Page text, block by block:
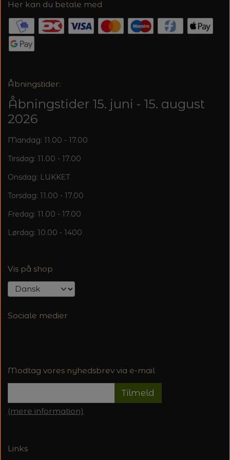
TRYKLÅSE
Her kan du betale med
Åbningstider:
Åbningstider 15. juni - 15. august
2026
Mandag: 11.00 - 17.00
Tirsdag: 11.00 - 17.00
Onsdag: LUKKET
Torsdag: 11.00 - 17.00
Fredag: 11.00 - 17.00
Lørdag: 10.00 - 1400
Vis på shop
Sociale medier
Modtag vores nyhedsbrev via e-mail
Tilmeld
(mere information)
Links